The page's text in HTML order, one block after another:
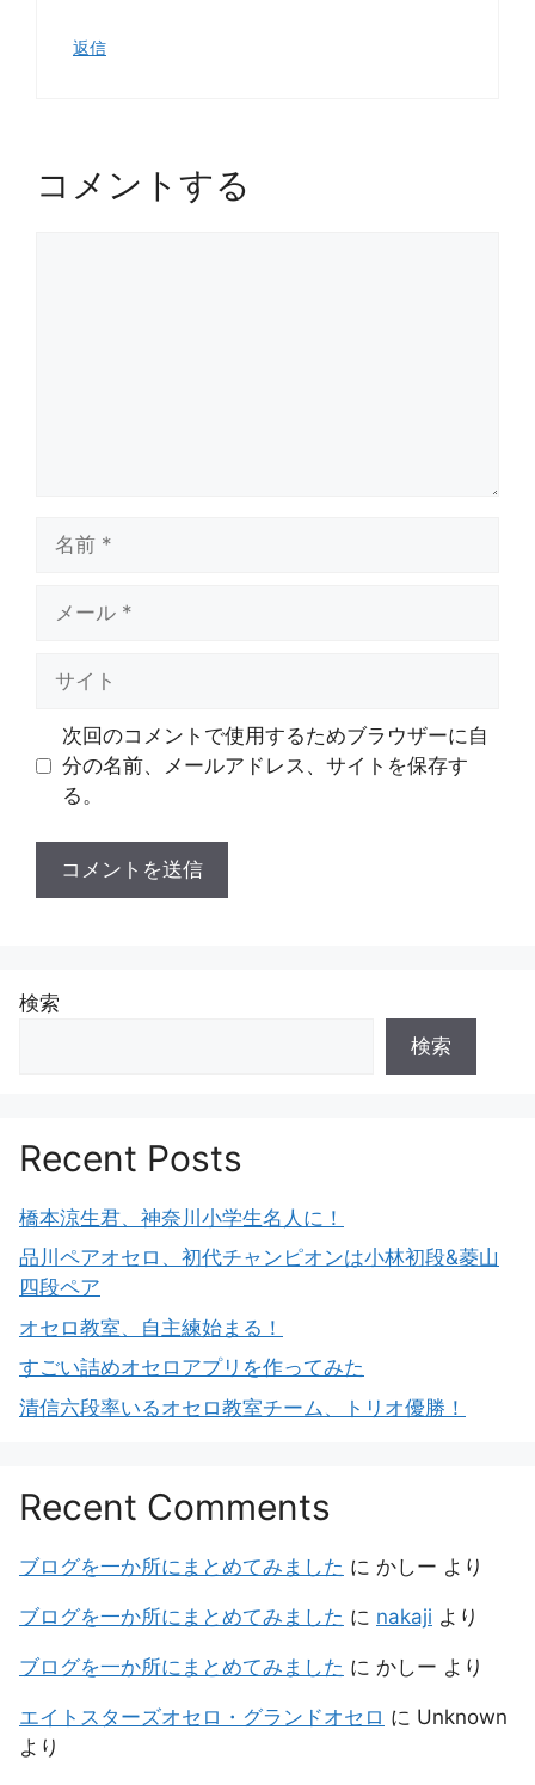
返信
コメントする
次回のコメントで使用するためブラウザーに自
分の名前、メールアドレス、サイトを保存す
る。
検索
検索
Recent Posts
橋本涼生君、神奈川小学生名人に！
品川ペアオセロ、初代チャンピオンは小林初段&菱山
四段ペア
オセロ教室、自主練始まる！
すごい詰めオセロアプリを作ってみた
清信六段率いるオセロ教室チーム、トリオ優勝！
Recent Comments
ブログを一か所にまとめてみました に かしー より
ブログを一か所にまとめてみました に nakaji より
ブログを一か所にまとめてみました に かしー より
エイトスターズオセロ・グランドオセロ に Unknown
より